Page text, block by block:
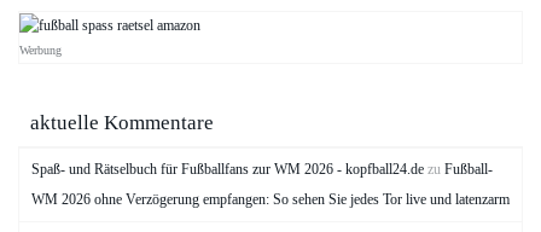
Werbung
aktuelle Kommentare
Spaß- und Rätselbuch für Fußballfans zur WM 2026 - kopfball24.de zu Fußball-
WM 2026 ohne Verzögerung empfangen: So sehen Sie jedes Tor live und latenzarm